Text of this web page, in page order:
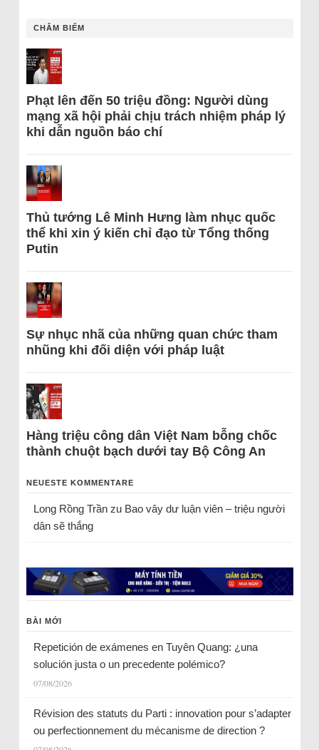
CHÂM BIẾM
Phạt lên đến 50 triệu đồng: Người dùng
mạng xã hội phải chịu trách nhiệm pháp lý
khi dẫn nguồn báo chí
Thủ tướng Lê Minh Hưng làm nhục quốc
thể khi xin ý kiến chỉ đạo từ Tổng thống
Putin
Sự nhục nhã của những quan chức tham
nhũng khi đối diện với pháp luật
Hàng triệu công dân Việt Nam bỗng chốc
thành chuột bạch dưới tay Bộ Công An
NEUESTE KOMMENTARE
Long Rồng Trầnzu Bao vây dư luận viên – triệu người
dân sẽ thắng
BÀI MỚI
Repetición de exámenes en Tuyên Quang: ¿una
solución justa o un precedente polémico?
07/08/2026
Révision des statuts du Parti : innovation pour s’adapter
ou perfectionnement du mécanisme de direction ?